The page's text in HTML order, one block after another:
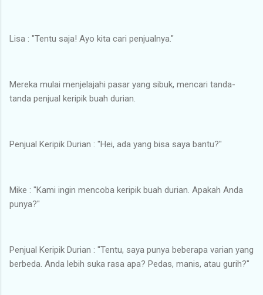
Lisa : "Tentu saja! Ayo kita cari penjualnya."
Mereka mulai menjelajahi pasar yang sibuk, mencari tanda-
tanda penjual keripik buah durian.
Penjual Keripik Durian : "Hei, ada yang bisa saya bantu?"
Mike : "Kami ingin mencoba keripik buah durian. Apakah Anda
punya?"
Penjual Keripik Durian : "Tentu, saya punya beberapa varian yang
berbeda. Anda lebih suka rasa apa? Pedas, manis, atau gurih?"